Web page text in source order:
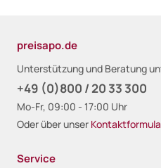
preisapo.de
Unterstützung und Beratung
+49 (0)800 / 20 33 300
Mo-Fr, 09:00 - 17:00 Uhr
Oder über unser
Service